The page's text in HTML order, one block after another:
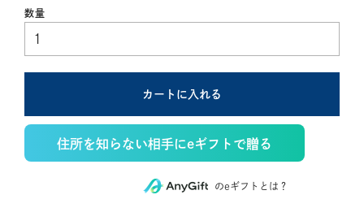
カートに入れる
住所を知らない相手にeギフトで贈る
のeギフトとは？